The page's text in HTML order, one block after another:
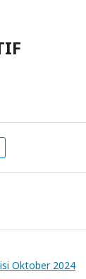
Oktober 2024